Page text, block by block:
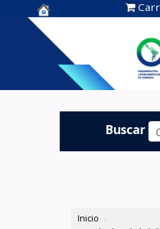
Centro de
Documentación
OLADE -
Buscar
Inicio ›